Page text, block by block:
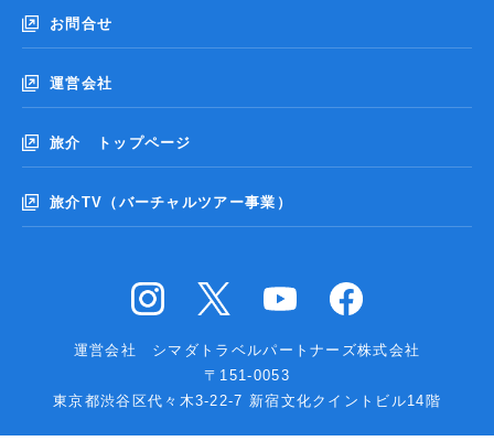
お問合せ
運営会社
旅介 トップページ
旅介TV（バーチャルツアー事業）
運営会社 シマダトラベルパートナーズ株式会社
〒151-0053
東京都渋谷区代々木3-22-7 新宿文化クイントビル14階